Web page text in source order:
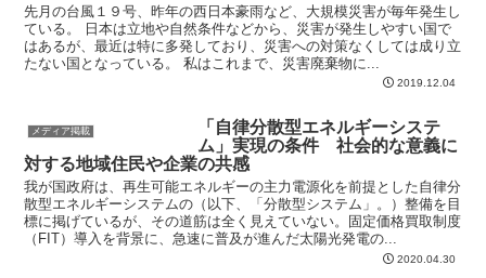
先月の台風１９号、昨年の西日本豪雨など、大規模災害が毎年発生し
ている。 日本は立地や自然条件などから、災害が発生しやすい国で
はあるが、最近は特に多発しており、災害への対策なくしては成り立
たない国となっている。 私はこれまで、災害廃棄物に...
2019.12.04
メディア掲載
「自律分散型エネルギーシステ
ム」実現の条件 社会的な意義に
対する地域住民や企業の共感
我が国政府は、再生可能エネルギーの主力電源化を前提とした自律分
散型エネルギーシステムの（以下、「分散型システム」。）整備を目
標に掲げているが、その道筋は全く見えていない。固定価格買取制度
（FIT）導入を背景に、急速に普及が進んだ太陽光発電の...
2020.04.30